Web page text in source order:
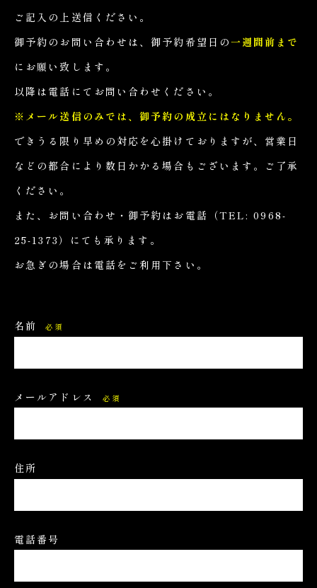
ご記入の上送信ください。
御予約のお問い合わせは、御予約希望日の一週間前まで
にお願い致します。
以降は電話にてお問い合わせください。
※メール送信のみでは、御予約の成立にはなりません。
できうる限り早めの対応を心掛けておりますが、営業日
などの都合により数日かかる場合もございます。ご了承
ください。
また、お問い合わせ・御予約はお電話
（TEL: 0968-
25-1373）
にても承ります。
お急ぎの場合は電話をご利用下さい。
名前 必須
メールアドレス 必須
住所
電話番号